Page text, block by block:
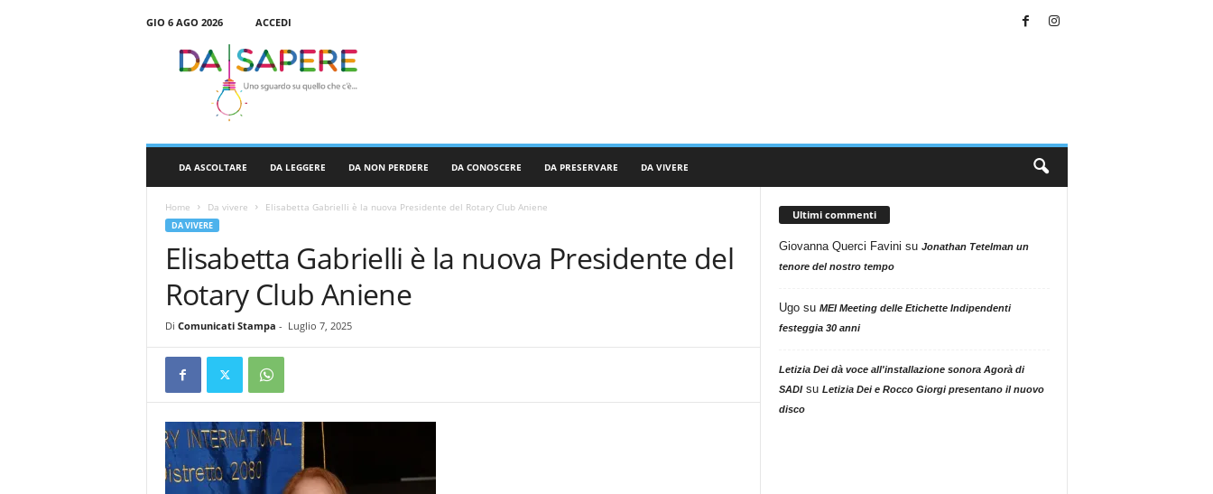
GIO 6 AGO 2026
ACCEDI
DA ASCOLTARE DA LEGGERE DA NON PERDERE DA CONOSCERE DA PRESERVARE DA VIVERE
Home Da vivere Elisabetta Gabrielli è la nuova Presidente del Rotary Club Aniene
DA VIVERE
Elisabetta Gabrielli è la nuova Presidente del
Rotary Club Aniene
Di Comunicati Stampa - Luglio 7, 2025
Ultimi commenti
Giovanna Querci Favini su Jonathan Tetelman un
tenore del nostro tempo
Ugosu MEI Meeting delle Etichette Indipendenti
festeggia 30 anni
Letizia Dei dà voce all'installazione sonora Agorà di
SADIsu Letizia Dei e Rocco Giorgi presentano il nuovo
disco